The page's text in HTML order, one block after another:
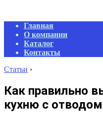
Primary
Navigation
Menu
Главная
О компании
Каталог
Контакты
Статьи ›
Как правильно
кухню с